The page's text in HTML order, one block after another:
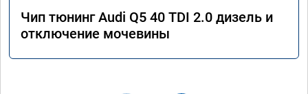
Чип тюнинг Audi Q5 40 TDI 2.0 дизель и
отключение мочевины